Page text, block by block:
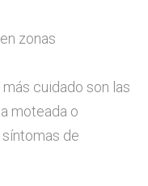
zonas
cuidado son las
moteada o
de